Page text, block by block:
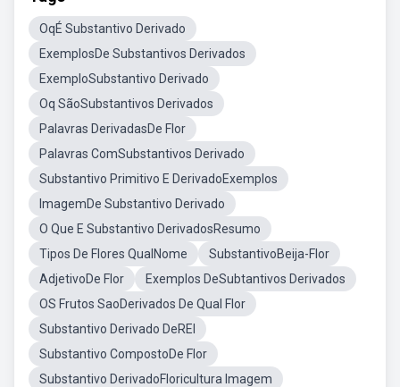
OqÉ Substantivo Derivado
ExemplosDe Substantivos Derivados
ExemploSubstantivo Derivado
Oq SãoSubstantivos Derivados
Palavras DerivadasDe Flor
Palavras ComSubstantivos Derivado
Substantivo Primitivo E DerivadoExemplos
ImagemDe Substantivo Derivado
O Que E Substantivo DerivadosResumo
Tipos De Flores QualNome
SubstantivoBeija-Flor
AdjetivoDe Flor
Exemplos DeSubtantivos Derivados
OS Frutos SaoDerivados De Qual Flor
Substantivo Derivado DeREI
Substantivo CompostoDe Flor
Substantivo DerivadoFloricultura Imagem